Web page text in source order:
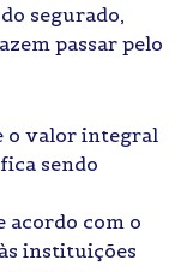
segurado,
passar pelo
o valor integral
sendo
acordo com o
instituições